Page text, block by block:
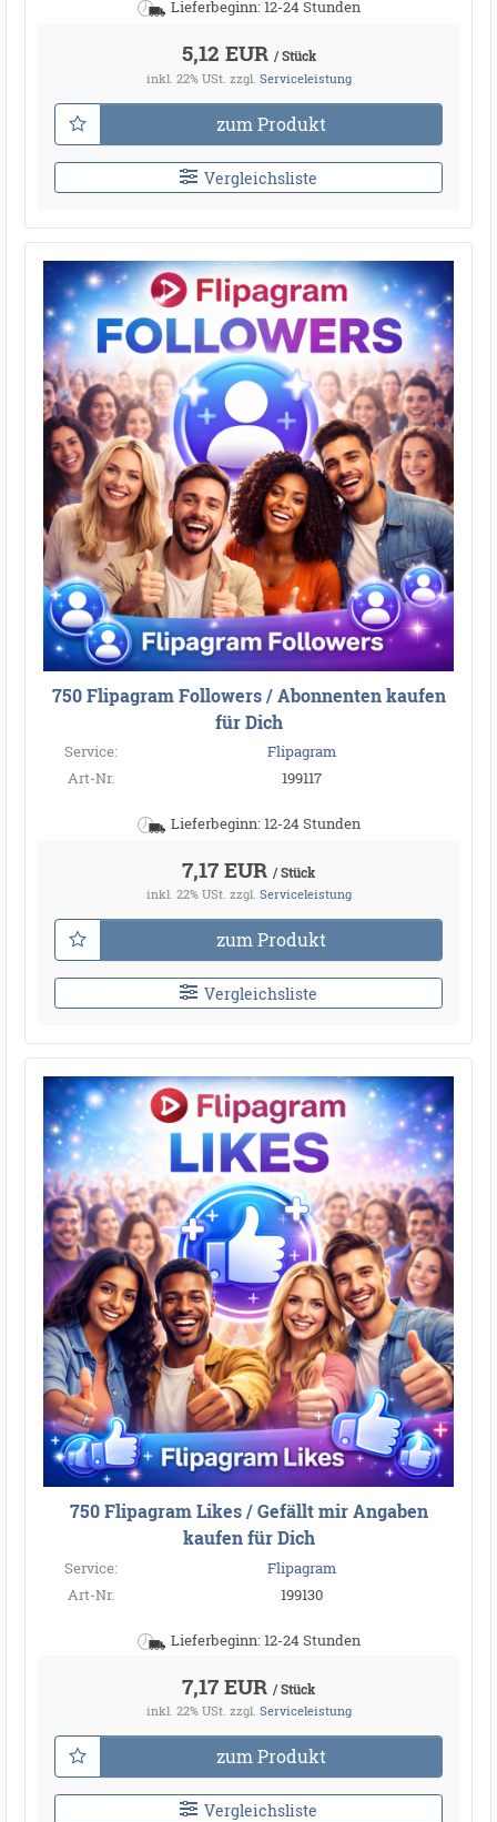
Lieferbeginn: 12-24 Stunden
5,12 EUR / Stück
inkl. 22% USt. zzgl. Serviceleistung
zum Produkt
Vergleichsliste
750 Flipagram Followers / Abonnenten kaufen
für Dich
Service:
Flipagram
Art-Nr.
199117
Lieferbeginn: 12-24 Stunden
7,17 EUR / Stück
inkl. 22% USt. zzgl. Serviceleistung
zum Produkt
Vergleichsliste
750 Flipagram Likes / Gefällt mir Angaben
kaufen für Dich
Service:
Flipagram
Art-Nr.
199130
Lieferbeginn: 12-24 Stunden
7,17 EUR / Stück
inkl. 22% USt. zzgl. Serviceleistung
zum Produkt
Vergleichsliste